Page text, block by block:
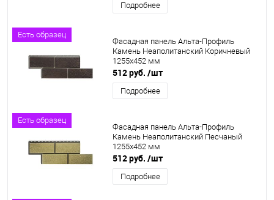
Подробнее
Есть образец
Фасадная панель Альта-Профиль
Камень Неаполитанский Коричневый
1255х452 мм
512 руб. /шт
Подробнее
Есть образец
Фасадная панель Альта-Профиль
Камень Неаполитанский Песчаный
1255х452 мм
512 руб. /шт
Подробнее